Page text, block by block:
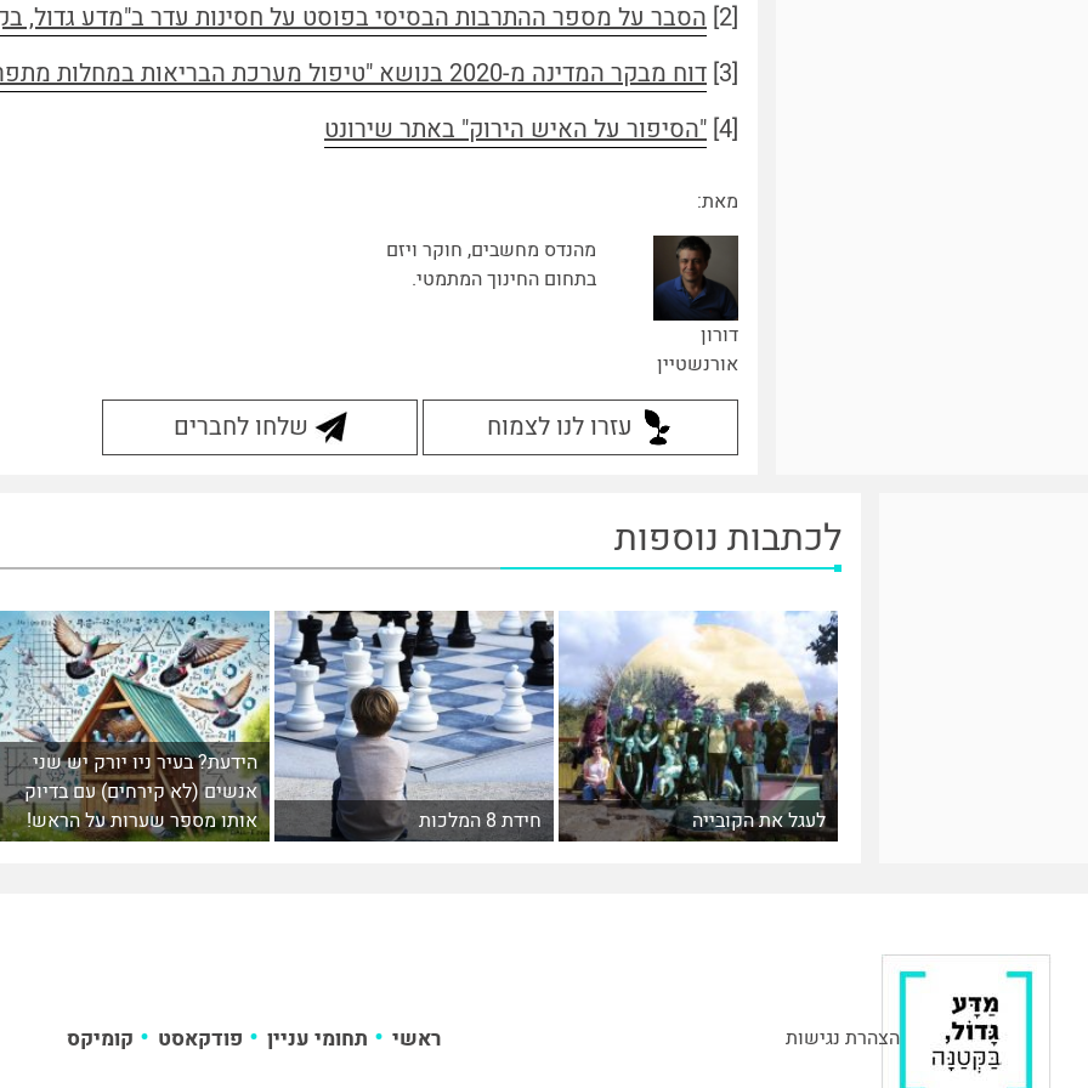
[2]
הסבר על מספר ההתרבות הבסיסי בפוסט על חסינות עדר ב"מדע גדול,
[3]
דוח מבקר המדינה מ-2020 בנושא "טיפול מערכת הבריאות במחלות מתפרצות ומתחדשות"
[4]
"הסיפור על האיש הירוק" באתר שירונט
מאת:
דורון
אורנשטיין
מהנדס מחשבים, חוקר ויזם
בתחום החינוך המתמטי.
עזרו לנו לצמוח שלחו לחברים
לכתבות נוספות
לעגל את הקובייה חידת 8 המלכות
הידעת? בעיר ניו יורק יש שני
אנשים (לא קירחים) עם בדיוק
אותו מספר שערות על הראש!
הצהרת נגישות ראשי תחומי עניין פודקאסט קומיקס